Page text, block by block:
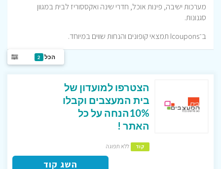
מערכות ישיבה, פינות אוכל, חדרי שינה ואקססוריז לבית במגוון
סגנונות.
ב־Icoupons תמצאי קופונים והנחות שווים במיוחד.
הכל 2
הצטרפו למועדון של
בית המעצבים וקבלו
10%הנחה על כל
האתר !
קוד ללא תפוגה
השג קוד